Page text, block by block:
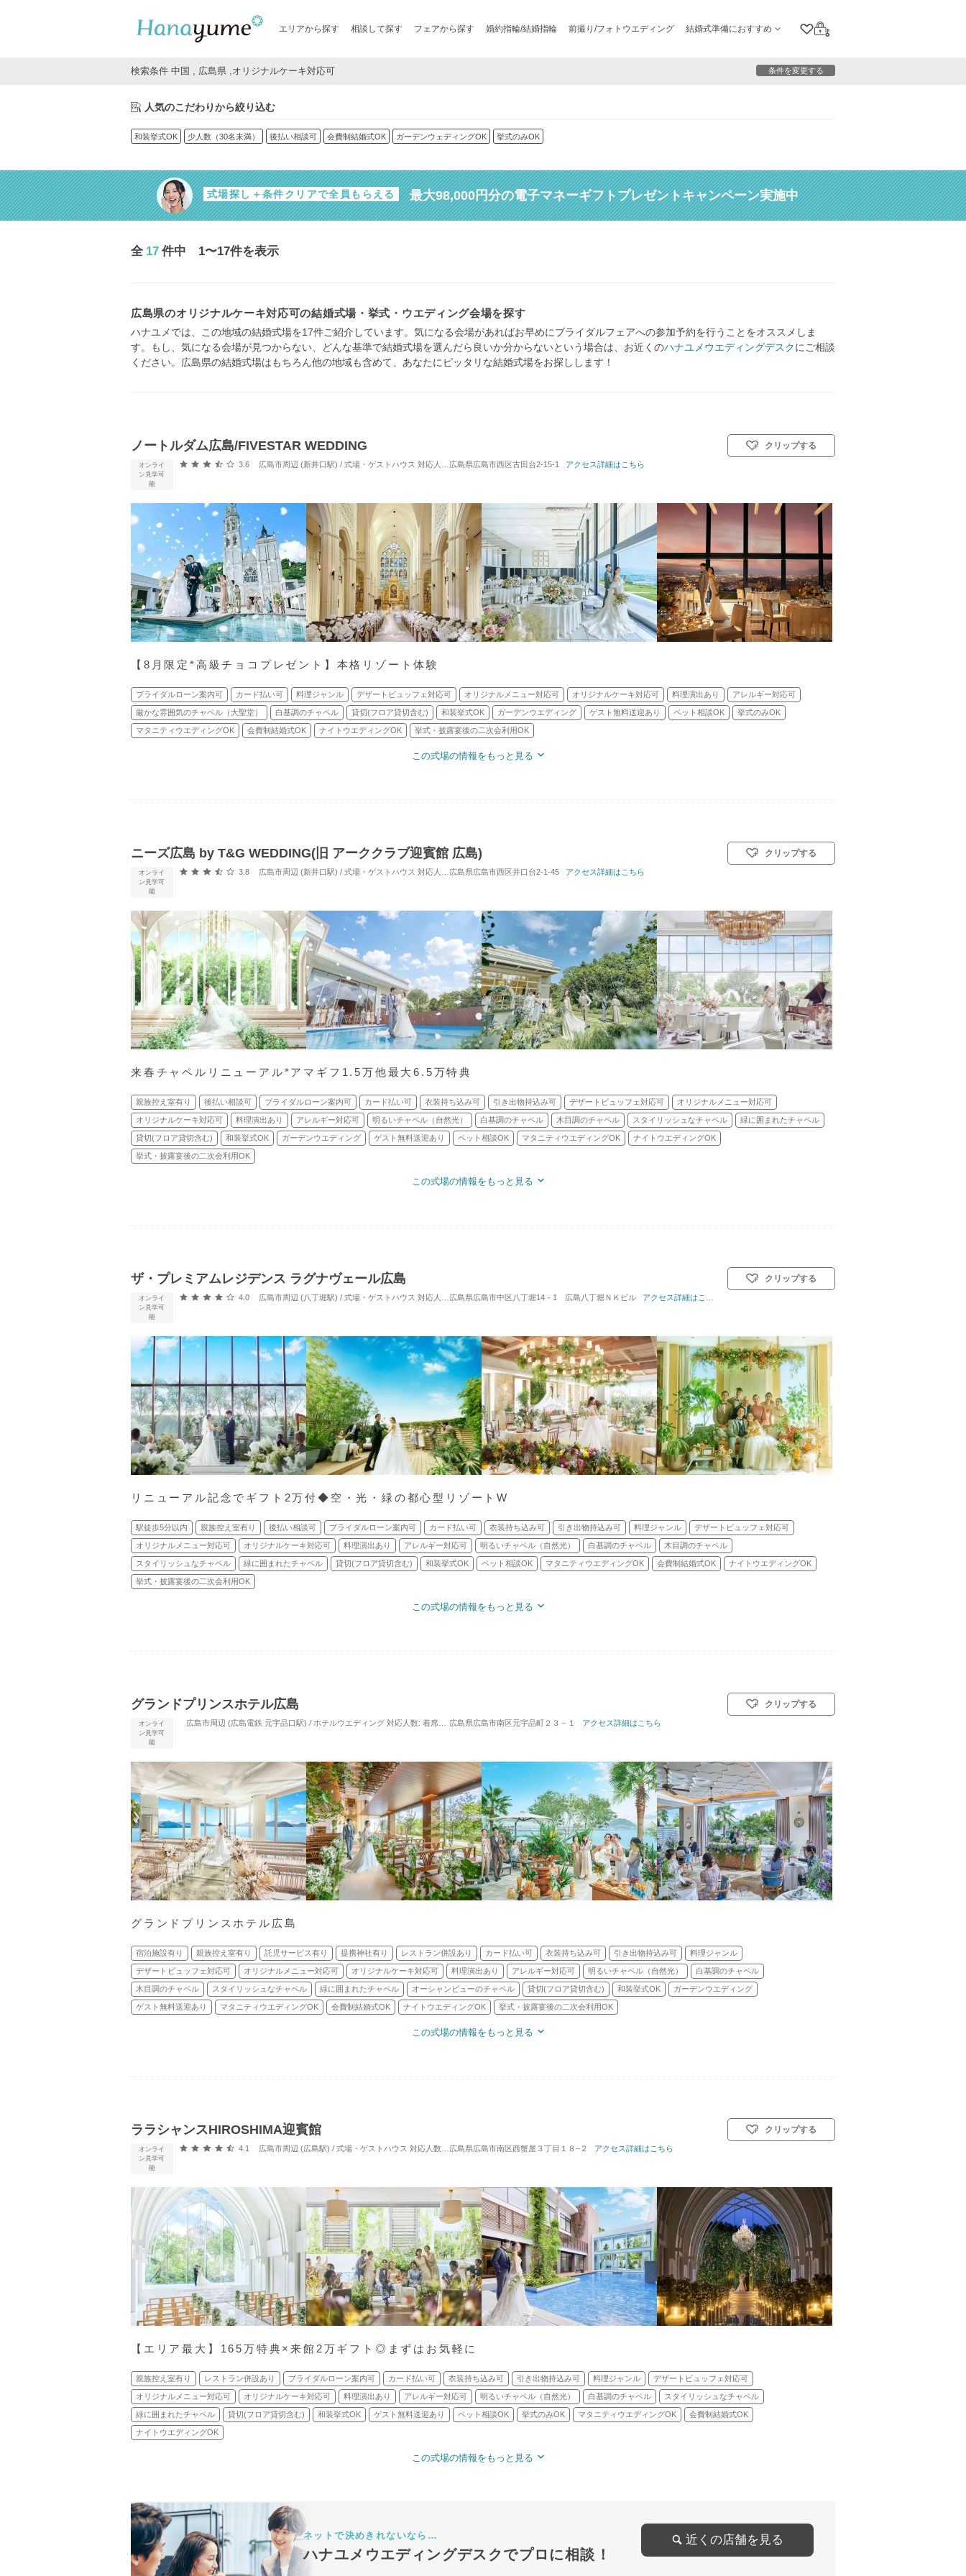
エリアから探す 相談して探す フェアから探す 婚約指輪/結婚指輪 前撮り/フォトウエディング 結婚式準備におすすめ
クリップリスト
ログイン
検索条件 中国 , 広島県 ,オリジナルケーキ対応可 条件を変更する
人気のこだわりから絞り込む
和装挙式OK 少人数（30名未満） 後払い相談可 会費制結婚式OK ガーデンウェディングOK 挙式のみOK
式場探し＋条件クリアで全員もらえる 最大98,000円分の電子マネーギフトプレゼントキャンペーン実施中
全 17 件中 1〜17件を表示
広島県のオリジナルケーキ対応可の結婚式場・挙式・ウエディング会場を探す
ハナユメでは、この地域の結婚式場を17件ご紹介しています。気になる会場があればお早めにブライダルフェアへの参加予約を行うことをオススメしま
す。もし、気になる会場が見つからない、どんな基準で結婚式場を選んだら良いか分からないという場合は、お近くのハナユメウエディングデスクにご相談
ください。広島県の結婚式場はもちろん他の地域も含めて、あなたにピッタリな結婚式場をお探しします！
ノートルダム広島/FIVESTAR WEDDING
オンライ
ン見学可
能
口コミ評価
3.6 広島市周辺 (新井口駅) / 式場・ゲストハウス 対応人数: 着席：30名 ～ 180名 挙式スタイル: 教会式(キリスト教式)／人前式
広島県広島市西区古田台2-15-1 アクセス詳細はこちら
クリップする
【8月限定*高級チョコプレゼント】本格リゾート体験
ブライダルローン案内可 カード払い可 料理ジャンル デザートビュッフェ対応可 オリジナルメニュー対応可 オリジナルケーキ対応可 料理演出あり アレルギー対応可
厳かな雰囲気のチャペル（大聖堂） 白基調のチャペル 貸切(フロア貸切含む) 和装挙式OK ガーデンウエディング ゲスト無料送迎あり ペット相談OK 挙式のみOK
マタニティウエディングOK 会費制結婚式OK ナイトウエディングOK 挙式・披露宴後の二次会利用OK
この式場の情報をもっと見る
ニーズ広島 by T&G WEDDING(旧 アーククラブ迎賓館 広島)
オンライ
ン見学可
能
口コミ評価
3.8 広島市周辺 (新井口駅) / 式場・ゲストハウス 対応人数: 着席：10名 ～ 120名 挙式スタイル: 教会式(キリスト教式)／人前式
広島県広島市西区井口台2-1-45 アクセス詳細はこちら
クリップする
来春チャペルリニューアル*アマギフ1.5万他最大6.5万特典
親族控え室有り 後払い相談可 ブライダルローン案内可 カード払い可 衣装持ち込み可 引き出物持込み可 デザートビュッフェ対応可 オリジナルメニュー対応可
オリジナルケーキ対応可 料理演出あり アレルギー対応可 明るいチャペル（自然光） 白基調のチャペル 木目調のチャペル スタイリッシュなチャペル 緑に囲まれたチャペル
貸切(フロア貸切含む) 和装挙式OK ガーデンウエディング ゲスト無料送迎あり ペット相談OK マタニティウエディングOK ナイトウエディングOK
挙式・披露宴後の二次会利用OK
この式場の情報をもっと見る
ザ・プレミアムレジデンス ラグナヴェール広島
オンライ
ン見学可
能
口コミ評価
4.0 広島市周辺 (八丁堀駅) / 式場・ゲストハウス 対応人数: 着席：2名 ～ 135名 挙式スタイル: 教会式(キリスト教式)／人前式
広島県広島市中区八丁堀14－1 広島八丁堀ＮＫビル アクセス詳細はこちら
クリップする
リニューアル記念でギフト2万付◆空・光・緑の都心型リゾートW
駅徒歩5分以内 親族控え室有り 後払い相談可 ブライダルローン案内可 カード払い可 衣装持ち込み可 引き出物持込み可 料理ジャンル デザートビュッフェ対応可
オリジナルメニュー対応可 オリジナルケーキ対応可 料理演出あり アレルギー対応可 明るいチャペル（自然光） 白基調のチャペル 木目調のチャペル
スタイリッシュなチャペル 緑に囲まれたチャペル 貸切(フロア貸切含む) 和装挙式OK ペット相談OK マタニティウエディングOK 会費制結婚式OK ナイトウエディングOK
挙式・披露宴後の二次会利用OK
この式場の情報をもっと見る
グランドプリンスホテル広島
オンライ
ン見学可
能
広島市周辺 (広島電鉄 元宇品口駅) / ホテルウエディング 対応人数: 着席：2名 ～ 250名 挙式スタイル: 教会式(キリスト教式)／神前式／人前式／和装人前式
広島県広島市南区元宇品町２３－１ アクセス詳細はこちら
クリップする
グランドプリンスホテル広島
宿泊施設有り 親族控え室有り 託児サービス有り 提携神社有り レストラン併設あり カード払い可 衣装持ち込み可 引き出物持込み可 料理ジャンル
デザートビュッフェ対応可 オリジナルメニュー対応可 オリジナルケーキ対応可 料理演出あり アレルギー対応可 明るいチャペル（自然光） 白基調のチャペル
木目調のチャペル スタイリッシュなチャペル 緑に囲まれたチャペル オーシャンビューのチャペル 貸切(フロア貸切含む) 和装挙式OK ガーデンウエディング
ゲスト無料送迎あり マタニティウエディングOK 会費制結婚式OK ナイトウエディングOK 挙式・披露宴後の二次会利用OK
この式場の情報をもっと見る
ララシャンスHIROSHIMA迎賓館
オンライ
ン見学可
能
口コミ評価
4.1 広島市周辺 (広島駅) / 式場・ゲストハウス 対応人数: 着席：2名 ～ 150名 挙式スタイル: 教会式(キリスト教式)／人前式／和装人前式
広島県広島市南区西蟹屋３丁目１８−２ アクセス詳細はこちら
クリップする
【エリア最大】165万特典×来館2万ギフト◎まずはお気軽に
親族控え室有り レストラン併設あり ブライダルローン案内可 カード払い可 衣装持ち込み可 引き出物持込み可 料理ジャンル デザートビュッフェ対応可
オリジナルメニュー対応可 オリジナルケーキ対応可 料理演出あり アレルギー対応可 明るいチャペル（自然光） 白基調のチャペル スタイリッシュなチャペル
緑に囲まれたチャペル 貸切(フロア貸切含む) 和装挙式OK ゲスト無料送迎あり ペット相談OK 挙式のみOK マタニティウエディングOK 会費制結婚式OK
ナイトウエディングOK
この式場の情報をもっと見る
ネットで決めきれないなら…
ハナユメウエディングデスクでプロに相談！
近くの店舗を見る